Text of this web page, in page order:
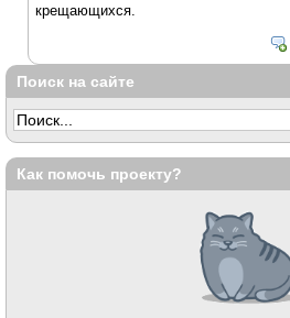
крещающихся.
Поиск на сайте
Как помочь проекту?